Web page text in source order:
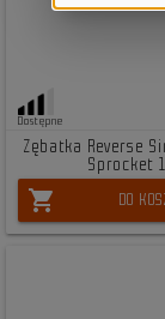
Dostępne
Zębatka Reverse
Sprocket
shopping_cart DO